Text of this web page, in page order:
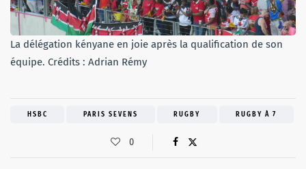
La délégation kényane en joie après la qualification de son
équipe. Crédits : Adrian Rémy
HSBC PARIS SEVENS RUGBY RUGBY À 7
0